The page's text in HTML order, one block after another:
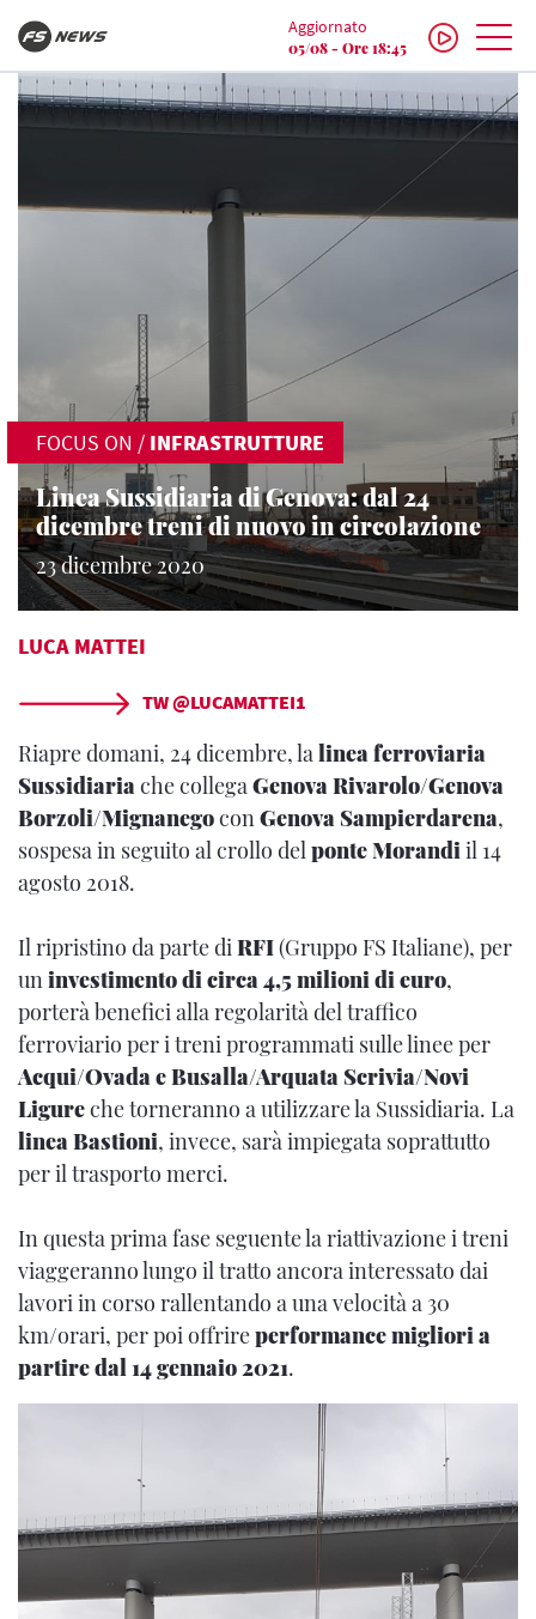
Aggiornato
05/08 - Ore 18:45
FOCUS ON / INFRASTRUTTURE
Linea Sussidiaria di Genova: dal 24
dicembre treni di nuovo in circolazione
23 dicembre 2020
LUCA MATTEI
TW @LUCAMATTEI1
Riapre domani, 24 dicembre, la linea ferroviaria
Sussidiaria che collega Genova Rivarolo/Genova
Borzoli/Mignanegocon Genova Sampierdarena,
sospesa in seguito al crollo del ponte Morandi il 14
agosto 2018.
Il ripristino da parte di RFI(Gruppo FS Italiane), per
un investimento di circa 4,5 milioni di euro,
porterà benefici alla regolarità del traffico
ferroviario per i treni programmati sulle linee per
Acqui/Ovada e Busalla/Arquata Scrivia/Novi
Ligureche torneranno a utilizzare la Sussidiaria. La
linea Bastioni, invece, sarà impiegata soprattutto
per il trasporto merci.
In questa prima fase seguente la riattivazione i treni
viaggeranno lungo il tratto ancora interessato dai
lavori in corso rallentando a una velocità a 30
km/orari, per poi offrireperformance migliori a
partire dal 14 gennaio 2021.